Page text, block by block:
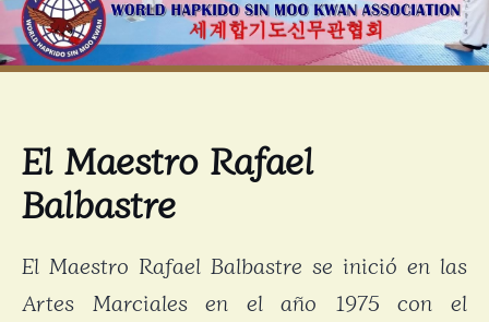
El Maestro Rafael
Balbastre
El Maestro Rafael Balbastre se inició en las
Artes Marciales en el año 1975 con el